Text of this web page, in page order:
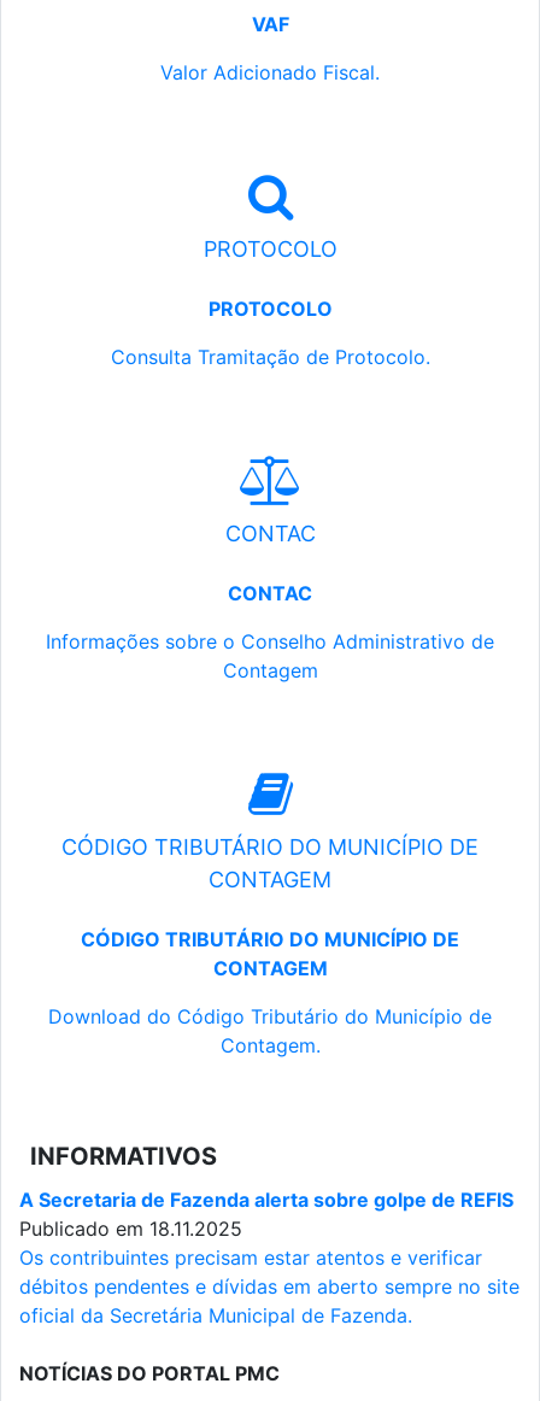
VAF
Valor Adicionado Fiscal.
PROTOCOLO
PROTOCOLO
Consulta Tramitação de Protocolo.
CONTAC
CONTAC
Informações sobre o Conselho Administrativo de
Contagem
CÓDIGO TRIBUTÁRIO DO MUNICÍPIO DE
CONTAGEM
CÓDIGO TRIBUTÁRIO DO MUNICÍPIO DE
CONTAGEM
Download do Código Tributário do Município de
Contagem.
INFORMATIVOS
A Secretaria de Fazenda alerta sobre golpe de REFIS
Publicado em 18.11.2025
Os contribuintes precisam estar atentos e verificar
débitos pendentes e dívidas em aberto sempre no site
oficial da Secretária Municipal de Fazenda.
NOTÍCIAS DO PORTAL PMC